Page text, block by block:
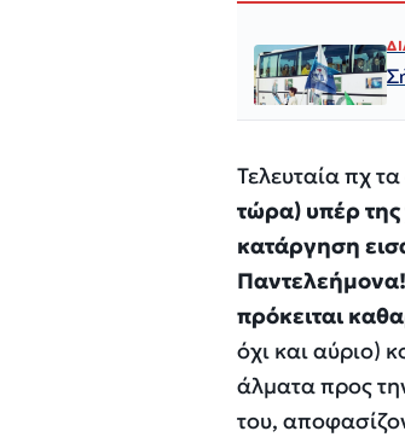
Τελευταία πχ
τώρα) υπέρ της
κατάργηση
πρόκειται
όχι και αύριο)
άλματα προς
του,